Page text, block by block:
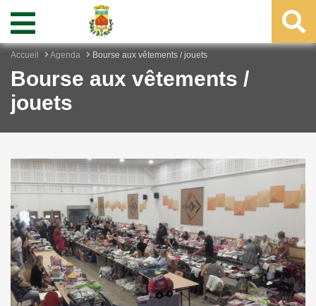
Accueil Agenda Bourse aux vêtements / jouets
Bourse aux vêtements /
jouets